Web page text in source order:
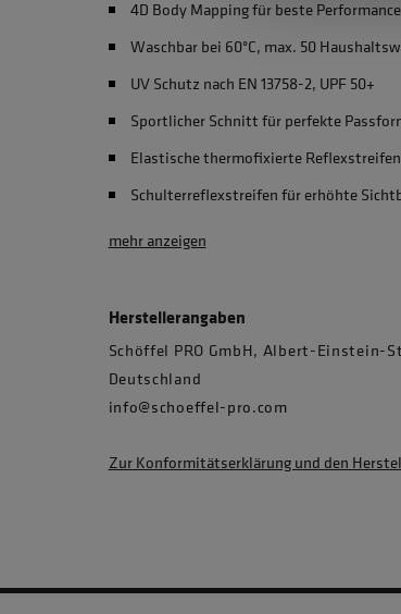
4D Body Mapping für beste Performance
Waschbar bei 60°C, max. 50
UV Schutz nach EN 13758-2, UPF 50+
Sportlicher Schnitt für perfekte
Elastische thermofixierte Reflexstreifen
Schulterreflexstreifen für erhöhte
mehr anzeigen
Herstellerangaben
Schöffel PRO GmbH, Albert-Einstein-
Deutschland
info@schoeffel-pro.com
Zur Konformitätserklärung und den